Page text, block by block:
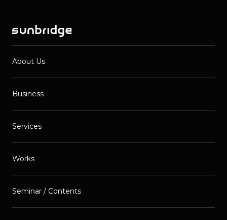
About Us
Business
Services
Works
Seminar / Contents